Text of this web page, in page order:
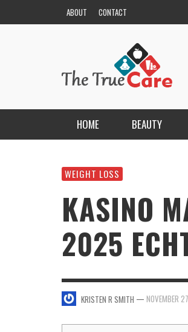
ABOUT CONTACT
HOME BEAUTY
NAILS
SKIN
ESCORT PORTALI
4 HARMFUL EFFECTS
SWEET VALENTINE’S
WEIGHT LOSS
KASINO
2025
KRISTEN R SMITH — NOVEMBER